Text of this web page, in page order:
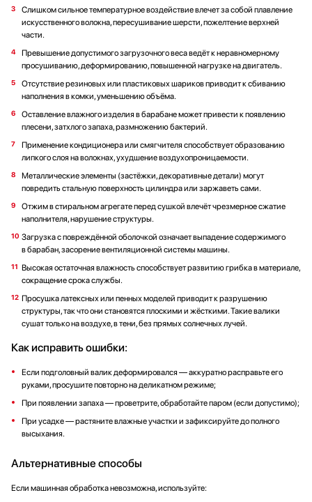
Слишком сильное температурное воздействие влечет за собой плавление
искусственного волокна, пересушивание шерсти, пожелтение верхней
части.
Превышение допустимого загрузочного веса ведёт к неравномерному
просушиванию, деформированию, повышенной нагрузке на двигатель.
Отсутствие резиновых или пластиковых шариков приводит к сбиванию
наполнения в комки, уменьшению объёма.
Оставление влажного изделия в барабане может привести к появлению
плесени, затхлого запаха, размножению бактерий.
Применение кондиционера или смягчителя способствует образованию
липкого слоя на волокнах, ухудшение воздухопроницаемости.
Металлические элементы (застёжки, декоративные детали) могут
повредить стальную поверхность цилиндра или заржаветь сами.
Отжим в стиральном агрегате перед сушкой влечёт чрезмерное сжатие
наполнителя, нарушение структуры.
Загрузка с повреждённой оболочкой означает выпадение содержимого
в барабан, засорение вентиляционной системы машины.
Высокая остаточная влажность способствует развитию грибка в материале,
сокращение срока службы.
Просушка латексных или пенных моделей приводит к разрушению
структуры, так что они становятся плоскими и жёсткими. Такие валики
сушат только на воздухе, в тени, без прямых солнечных лучей.
Как исправить ошибки:
Если подголовный валик деформировался — аккуратно расправьте его
руками, просушите повторно на деликатном режиме;
При появлении запаха — проветрите, обработайте паром (если допустимо);
При усадке — растяните влажные участки и зафиксируйте до полного
высыхания.
Альтернативные способы
Если машинная обработка невозможна, используйте: